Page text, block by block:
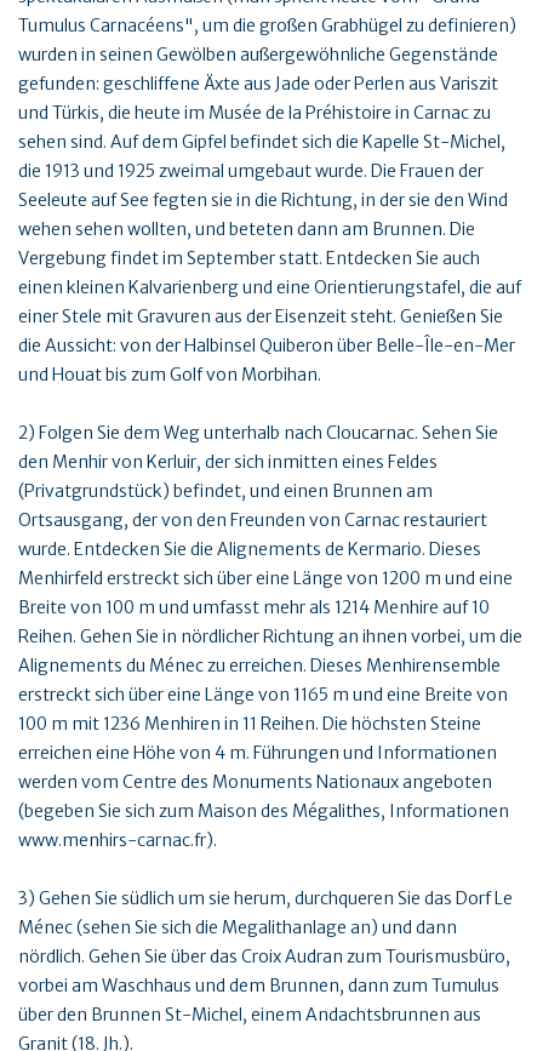
Tumulus Carnacéens", um die großen Grabhügel zu definieren)
wurden in seinen Gewölben außergewöhnliche Gegenstände
gefunden: geschliffene Äxte aus Jade oder Perlen aus Variszit
und Türkis, die heute im Musée de la Préhistoire in Carnac zu
sehen sind. Auf dem Gipfel befindet sich die Kapelle St-Michel,
die 1913 und 1925 zweimal umgebaut wurde. Die Frauen der
Seeleute auf See fegten sie in die Richtung, in der sie den Wind
wehen sehen wollten, und beteten dann am Brunnen. Die
Vergebung findet im September statt. Entdecken Sie auch
einen kleinen Kalvarienberg und eine Orientierungstafel, die auf
einer Stele mit Gravuren aus der Eisenzeit steht. Genießen Sie
die Aussicht: von der Halbinsel Quiberon über Belle-Île-en-Mer
und Houat bis zum Golf von Morbihan.
2) Folgen Sie dem Weg unterhalb nach Cloucarnac. Sehen Sie
den Menhir von Kerluir, der sich inmitten eines Feldes
(Privatgrundstück) befindet, und einen Brunnen am
Ortsausgang, der von den Freunden von Carnac restauriert
wurde. Entdecken Sie die Alignements de Kermario. Dieses
Menhirfeld erstreckt sich über eine Länge von 1200 m und eine
Breite von 100 m und umfasst mehr als 1214 Menhire auf 10
Reihen. Gehen Sie in nördlicher Richtung an ihnen vorbei, um die
Alignements du Ménec zu erreichen. Dieses Menhirensemble
erstreckt sich über eine Länge von 1165 m und eine Breite von
100 m mit 1236 Menhiren in 11 Reihen. Die höchsten Steine
erreichen eine Höhe von 4 m. Führungen und Informationen
werden vom Centre des Monuments Nationaux angeboten
(begeben Sie sich zum Maison des Mégalithes, Informationen
www.menhirs-carnac.fr).
3) Gehen Sie südlich um sie herum, durchqueren Sie das Dorf Le
Ménec (sehen Sie sich die Megalithanlage an) und dann
nördlich. Gehen Sie über das Croix Audran zum Tourismusbüro,
vorbei am Waschhaus und dem Brunnen, dann zum Tumulus
über den Brunnen St-Michel, einem Andachtsbrunnen aus
Granit (18. Jh.).